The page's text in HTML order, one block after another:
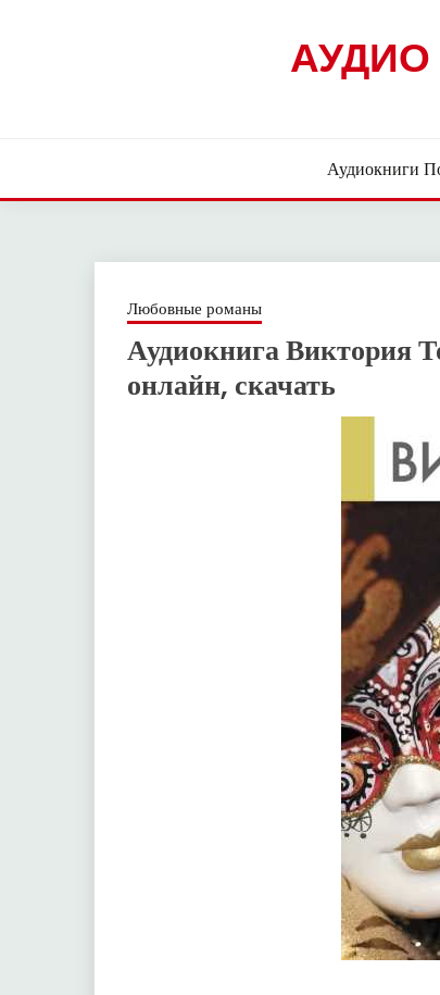
АУДИО
Аудиокниги
Любовные романы
Аудиокнига Виктория
онлайн, скачать